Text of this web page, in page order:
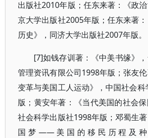
出版社2010年版；任东来著：《政
京大学出版社2005年版；任东来著
历史》，同济大学出版社2007年版。
[7]如钱存训著：《中美书缘》
管理资讯有限公司1998年版；张友
变革与美国工人运动》，中国社会
版；黄安年著：《当代美国的社会
社会科学出版社1998年版；邓蜀生
国梦——美国的移民历程及种